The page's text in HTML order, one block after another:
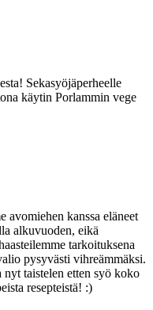
Sekasyöjäperheelle
käytin Porlammin vege
avomiehen kanssa eläneet
alkuvuoden, eikä
tarkoituksena
pysyvästi vihreämmäksi.
taistelen etten syö koko
resepteistä! :)